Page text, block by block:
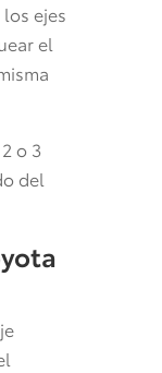
ejes
el
o 3
del